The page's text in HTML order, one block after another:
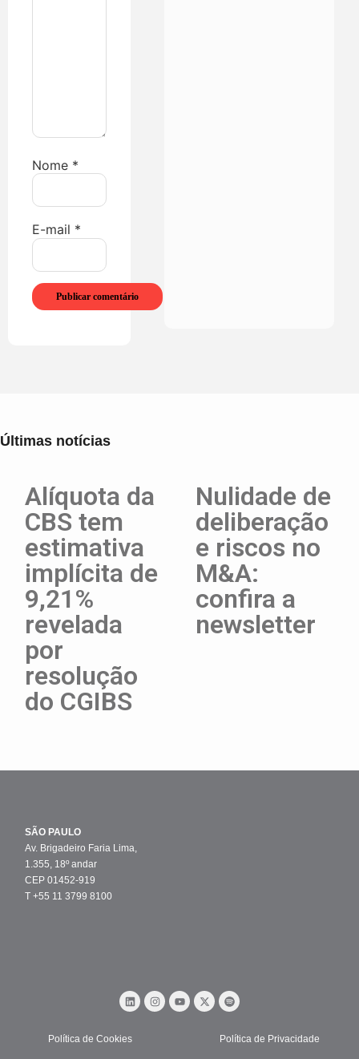
Nome *
E-mail *
Últimas notícias
Alíquota da
CBS tem
estimativa
implícita de
9,21%
revelada
por
resolução
do CGIBS
Nulidade de
deliberação
e riscos no
M&A:
confira a
newsletter
SÃO PAULO
Av. Brigadeiro Faria Lima,
1.355, 18º andar
CEP 01452-919
T +55 11 3799 8100
Política de Cookies Política de Privacidade